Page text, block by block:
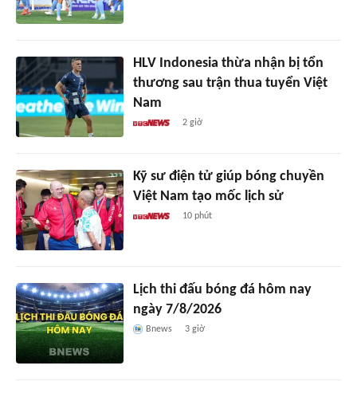
HLV Indonesia thừa nhận bị tổn
thương sau trận thua tuyển Việt
Nam
2 giờ
Kỹ sư điện tử giúp bóng chuyền
Việt Nam tạo mốc lịch sử
10 phút
Lịch thi đấu bóng đá hôm nay
ngày 7/8/2026
Bnews 3 giờ